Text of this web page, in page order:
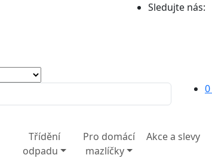
Sledujte nás:
0
Třídění
odpadu
Pro domácí
mazlíčky
Akce a slevy